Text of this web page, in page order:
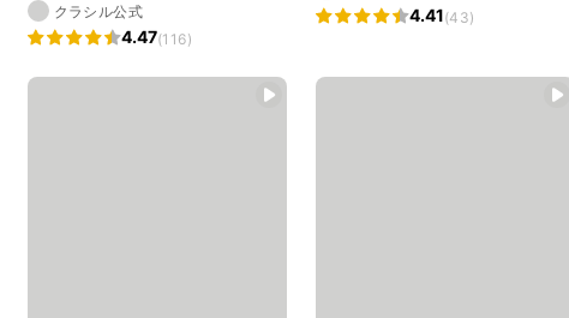
クラシル公式
4.47(116)
4.41(43)